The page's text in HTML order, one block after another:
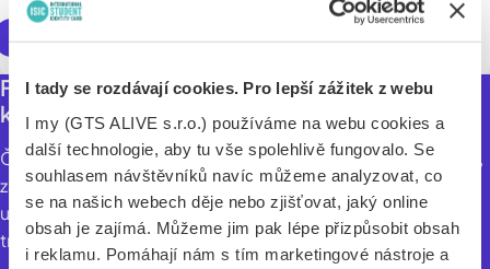
I tady se rozdávají cookies. Pro lepší zážitek z webu
I my (GTS ALIVE s.r.o.) používáme na webu cookies a
další technologie, aby tu vše spolehlivě fungovalo. Se
souhlasem návštěvníků navíc můžeme analyzovat, co
se na našich webech děje nebo zjišťovat, jaký online
obsah je zajímá. Můžeme jim pak lépe přizpůsobit obsah
i reklamu. Pomáhají nám s tím marketingové nástroje a
Využít online
Fitness a zdraví do kapsy! Cvič kdykoliv a
kdekoliv s plány vytvořenými přímo pro tebe.
Česká aplikace Fitify, která vznikla jako studentský projekt,
zažívá globální úspěch. Přidej se k více než 15 milionům
uživatelů, kteří s personalizovanými plány a bodyweight
tréninky dosáhli skvělých výsledků.